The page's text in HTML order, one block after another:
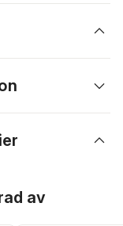
av